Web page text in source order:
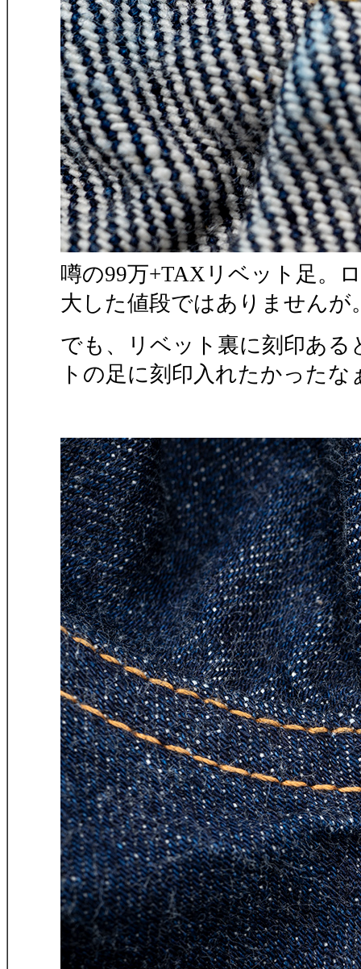
噂の99万+TAXリベット足。
大した値段ではありませんが
でも、リベット裏に刻印あ
トの足に刻印入れたかった